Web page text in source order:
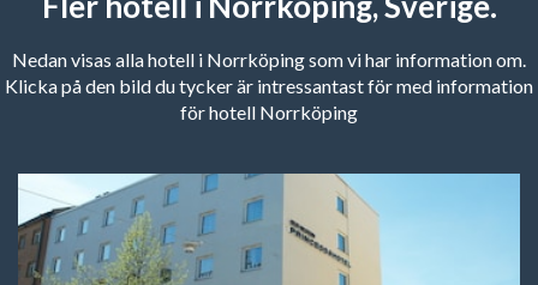
Nedan visas alla hotell i Norrköping som vi har information om.
Klicka på den bild du tycker är intressantast för med information
för hotell Norrköping